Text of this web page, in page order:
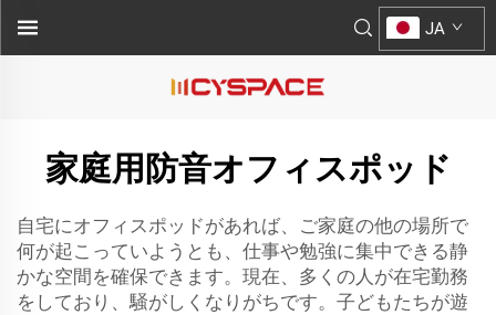
JA
家庭用防音オフィスポッド
自宅にオフィスポッドがあれば、ご家庭の他の場所で
何が起こっていようとも、仕事や勉強に集中できる静
かな空間を確保できます。現在、多くの人が在宅勤務
をしており、騒がしくなりがちです。子どもたちが遊